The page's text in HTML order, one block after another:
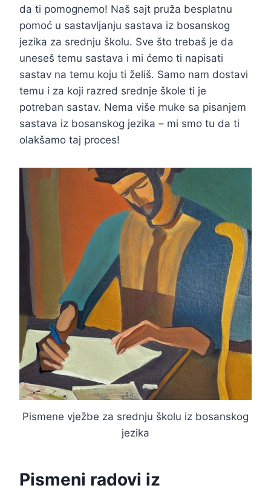
da ti pomognemo! Naš sajt pruža besplatnu
pomoć u sastavljanju sastava iz bosanskog
jezika za srednju školu. Sve što trebaš je da
uneseš temu sastava i mi ćemo ti napisati
sastav na temu koju ti želiš. Samo nam dostavi
temu i za koji razred srednje škole ti je
potreban sastav. Nema više muke sa pisanjem
sastava iz bosanskog jezika – mi smo tu da ti
olakšamo taj proces!
Pismene vježbe za srednju školu iz bosanskog
jezika
Pismeni radovi iz